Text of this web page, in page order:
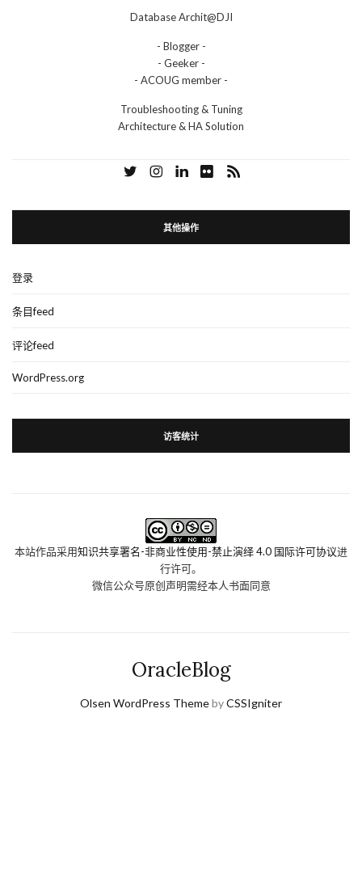
Database Archit@DJI
- Blogger -
- Geeker -
- ACOUG member -
Troubleshooting & Tuning
Architecture & HA Solution
其他操作
登录
条目feed
评论feed
WordPress.org
访客统计
本站作品采用知识共享署名-非商业性使用-禁止演绎 4.0 国际许可协议进
行许可。
微信公众号原创声明需经本人书面同意
OracleBlog
Olsen WordPress ThemebyCSSIgniter